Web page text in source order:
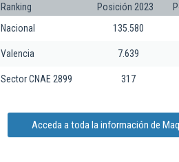
Ranking Posición 2023
Nacional
135.580
Valencia 7.639
Sector CNAE 2899 317
Acceda a toda la información de